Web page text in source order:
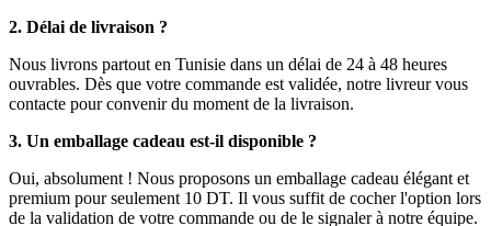
2. Délai de livraison ?
Nous livrons partout en Tunisie dans un délai de 24 à 48 heures
ouvrables. Dès que votre commande est validée, notre livreur vous
contacte pour convenir du moment de la livraison.
3. Un emballage cadeau est-il disponible ?
Oui, absolument ! Nous proposons un emballage cadeau élégant et
premium pour seulement 10 DT. Il vous suffit de cocher l'option lors
de la validation de votre commande ou de le signaler à notre équipe.